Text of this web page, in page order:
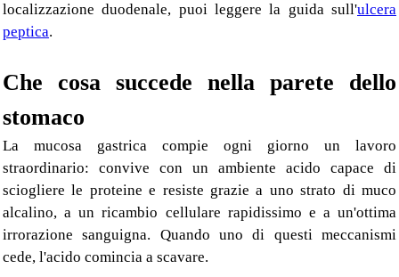
localizzazione duodenale, puoi leggere la guida sull'ulcera
peptica.
Che cosa succede nella parete dello
stomaco
La mucosa gastrica compie ogni giorno un lavoro
straordinario: convive con un ambiente acido capace di
sciogliere le proteine e resiste grazie a uno strato di muco
alcalino, a un ricambio cellulare rapidissimo e a un'ottima
irrorazione sanguigna. Quando uno di questi meccanismi
cede, l'acido comincia a scavare.